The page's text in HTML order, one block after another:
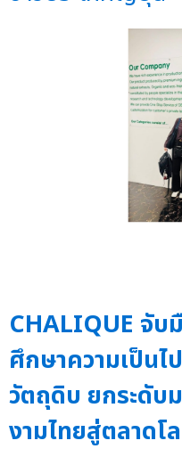
CHALIQUE จั
ศึกษาความเป็นไ
วัตถุดิบ ยกระดับ
งามไทยสู่ตลาดโ